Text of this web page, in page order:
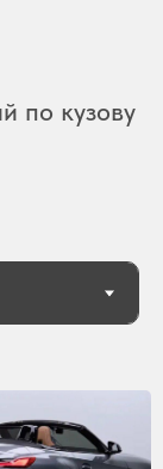
по кузову